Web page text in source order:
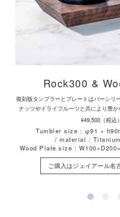
Rock300 &
復刻版タンブラーとプレートはバーシリ
ナッツやドライフルーツと共により豊か
¥49,500（税込
Tumbler size : φ91 ×
/ material :
Wood Plate size :
ご購入はジェイアール名